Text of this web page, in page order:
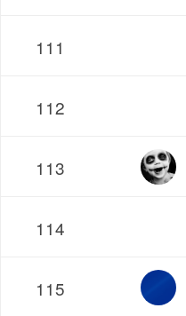
111
112
113
114
115